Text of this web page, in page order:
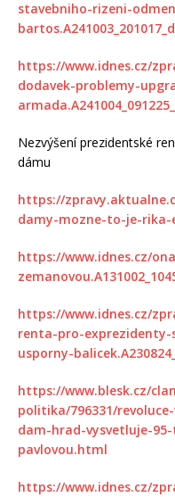
stavebniho-rizeni-
https://www.idnes.cz/
dodavek-problemy-
Nezvýšení prezidentské
dámu
https://
damy-mozne-to-je-rika-
https://www.idnes.cz/
https://www.idnes.cz/
renta-pro-exprezidenty-
usporny-
https://www.blesk.cz/
politika/796331/
dam-hrad-vysvetluje-
pavlovou.html
https://www.idnes.cz/